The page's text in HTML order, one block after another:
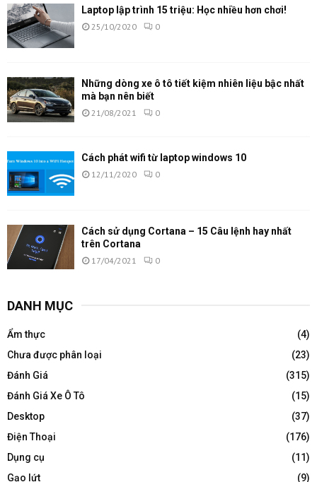
Laptop lập trình 15 triệu: Học nhiều hơn chơi!
25/10/2020 0
Những dòng xe ô tô tiết kiệm nhiên liệu bậc nhất
mà bạn nên biết
21/08/2021 0
Cách phát wifi từ laptop windows 10
12/11/2020 0
Cách sử dụng Cortana – 15 Câu lệnh hay nhất
trên Cortana
17/04/2021 0
DANH MỤC
Ẩm thực
(4)
Chưa được phân loại
(23)
Đánh Giá
(315)
Đánh Giá Xe Ô Tô
(15)
Desktop
(37)
Điện Thoại
(176)
Dụng cụ
(11)
Gạo lứt
(9)